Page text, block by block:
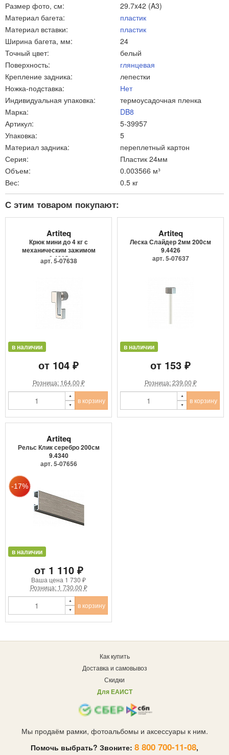
Размер фото, см:
29.7x42 (A3)
Материал багета:
пластик
Материал вставки:
пластик
Ширина багета, мм:
24
Точный цвет:
белый
Поверхность:
глянцевая
Крепление задника:
лепестки
Ножка-подставка:
Нет
Индивидуальная упаковка:
термоусадочная пленка
Марка:
DB8
Артикул:
5-39957
Упаковка:
5
Материал задника:
переплетный картон
Серия:
Пластик 24мм
Объем:
0.003566 м³
Вес:
0.5 кг
С этим товаром покупают:
Artiteq
Крюк мини до 4 кг с
механическим зажимом
9.4205
арт. 5-07638
в наличии
от 104 ₽
Розница: 164.00 ₽
в корзину
Artiteq
Леска Слайдер 2мм 200см
9.4426
арт. 5-07637
в наличии
от 153 ₽
Розница: 239.00 ₽
в корзину
Artiteq
Рельс Клик серебро 200см
9.4340
арт. 5-07656
в наличии
от 1 110 ₽
Ваша цена 1 730 ₽
Розница: 1 730.00 ₽
в корзину
Как купить
Доставка и самовывоз
Скидки
Для ЕАИСТ
Мы продаём рамки, фотоальбомы и аксессуары к ним.
Помочь выбрать? Звоните: 8 800 700-11-08,